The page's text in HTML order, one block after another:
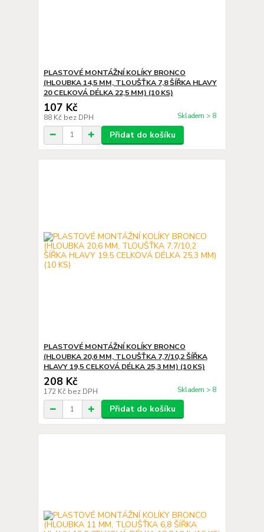
PLASTOVÉ MONTÁŽNÍ KOLÍKY BRONCO
(HLOUBKA 14,5 MM, TLOUŠŤKA 7,8 ŠÍŘKA HLAVY
20 CELKOVÁ DÉLKA 22,5 MM) (10 KS)
107 Kč
88 Kč bez DPH Skladem > 8
Přidat do košíku
PLASTOVÉ MONTÁŽNÍ KOLÍKY BRONCO
(HLOUBKA 20,6 MM, TLOUŠŤKA 7,7/10,2 ŠÍŘKA
HLAVY 19,5 CELKOVÁ DÉLKA 25,3 MM) (10 KS)
208 Kč
172 Kč bez DPH Skladem > 8
Přidat do košíku